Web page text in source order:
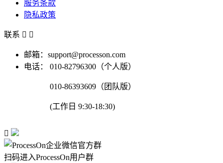
服务条款
隐私政策
联系  
邮箱：support@processon.com
电话：
010-82796300（个人版）
010-86393609（团队版）
(工作日 9:30-18:30)

扫码进入ProcessOn用户群